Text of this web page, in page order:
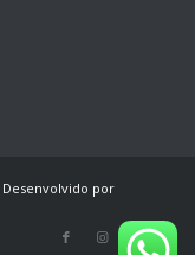
Desenvolvido por